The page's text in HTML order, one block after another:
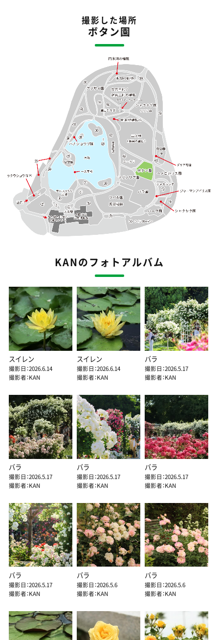
撮影した場所
ボタン園
KANのフォトアルバム
スイレン
撮影日：2026.6.14
撮影者：KAN
スイレン
撮影日：2026.6.14
撮影者：KAN
バラ
撮影日：2026.5.17
撮影者：KAN
バラ
撮影日：2026.5.17
撮影者：KAN
バラ
撮影日：2026.5.17
撮影者：KAN
バラ
撮影日：2026.5.17
撮影者：KAN
バラ
撮影日：2026.5.17
撮影者：KAN
バラ
撮影日：2026.5.6
撮影者：KAN
バラ
撮影日：2026.5.6
撮影者：KAN